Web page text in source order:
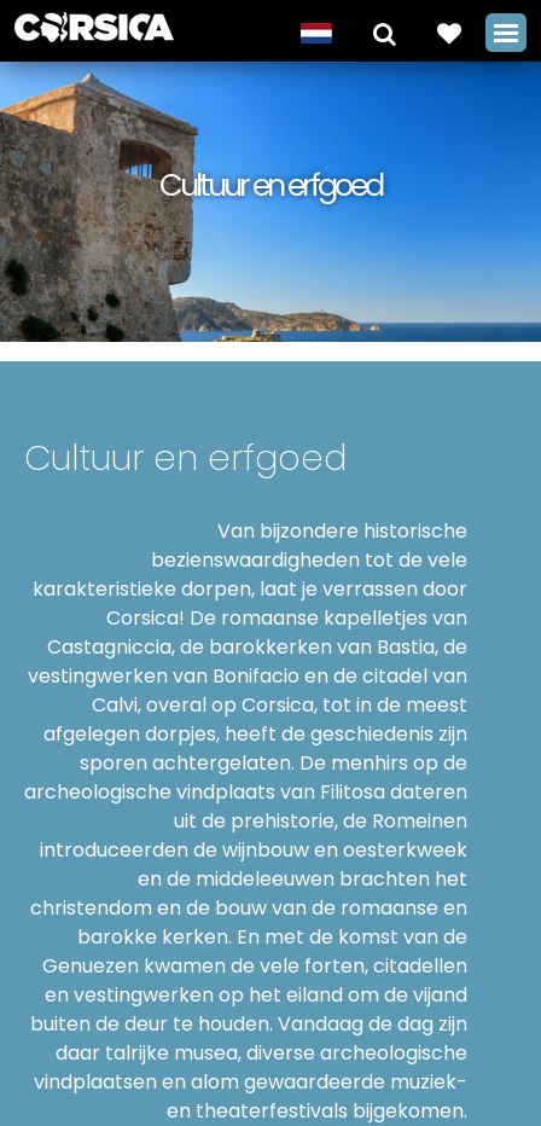
Cultuur en erfgoed
Cultuur en erfgoed
Van bijzondere historische
bezienswaardigheden tot de vele
karakteristieke dorpen, laat je verrassen door
Corsica! De romaanse kapelletjes van
Castagniccia, de barokkerken van Bastia, de
vestingwerken van Bonifacio en de citadel van
Calvi, overal op Corsica, tot in de meest
afgelegen dorpjes, heeft de geschiedenis zijn
sporen achtergelaten. De menhirs op de
archeologische vindplaats van Filitosa dateren
uit de prehistorie, de Romeinen
introduceerden de wijnbouw en oesterkweek
en de middeleeuwen brachten het
christendom en de bouw van de romaanse en
barokke kerken. En met de komst van de
Genuezen kwamen de vele forten, citadellen
en vestingwerken op het eiland om de vijand
buiten de deur te houden. Vandaag de dag zijn
daar talrijke musea, diverse archeologische
vindplaatsen en alom gewaardeerde muziek-
en theaterfestivals bijgekomen.